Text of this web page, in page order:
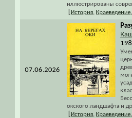
иллюстрированы
История Краеведение
07.06.2026
окского ландшафта и
История Краеведение